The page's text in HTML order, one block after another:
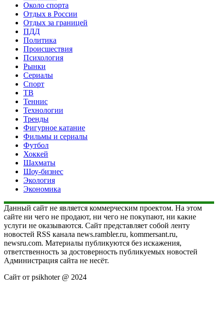
Около спорта
Отдых в России
Отдых за границей
ПДД
Политика
Происшествия
Психология
Рынки
Сериалы
Спорт
ТВ
Теннис
Технологии
Тренды
Фигурное катание
Фильмы и сериалы
Футбол
Хоккей
Шахматы
Шоу-бизнес
Экология
Экономика
Данный сайт не является коммерческим проектом. На этом
сайте ни чего не продают, ни чего не покупают, ни какие
услуги не оказываются. Сайт представляет собой ленту
новостей RSS канала news.rambler.ru, kommersant.ru,
newsru.com. Материалы публикуются без искажения,
ответственность за достоверность публикуемых новостей
Администрация сайта не несёт.
Сайт от psikhoter @ 2024